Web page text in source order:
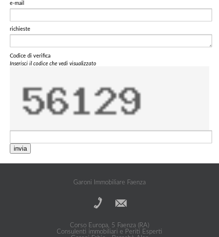
e-mail
richieste
Codice di verifica
Inserisci il codice che vedi visualizzato
invia
Garoni Immobiliare Faenza
Corso Europa, 5 Faenza (RA)
Consulenti immobiliari e Periti Esperti